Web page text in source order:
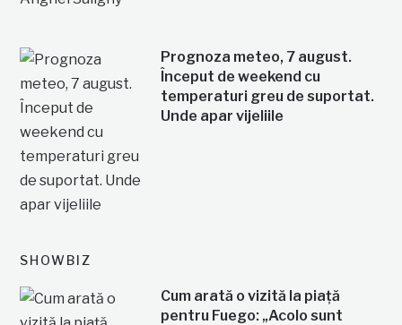
Prognoza meteo, 7 august.
Început de weekend cu
temperaturi greu de suportat.
Unde apar vijeliile
SHOWBIZ
Cum arată o vizită la piață
pentru Fuego: „Acolo sunt